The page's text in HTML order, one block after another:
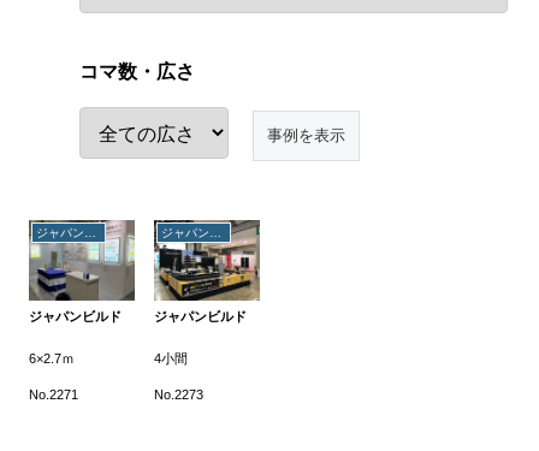
コマ数・広さ
ジャパンビルド
6×2.7ｍ
No.2271
ジャパンビルド
4小間
No.2273